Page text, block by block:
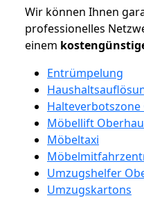
Wir können Ihnen
professionelles
einem
Entrümpelung
Halteverbotszone
Möbellift
Möbeltaxi
Umzugshelfer
Umzugskartons